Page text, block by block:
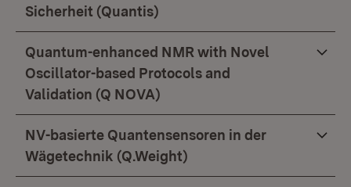
Sicherheit (Quantis)
Quantum-enhanced NMR with Novel
Oscillator-based Protocols and
Validation (Q NOVA)
NV-basierte Quantensensoren in der
Wägetechnik (Q.Weight)